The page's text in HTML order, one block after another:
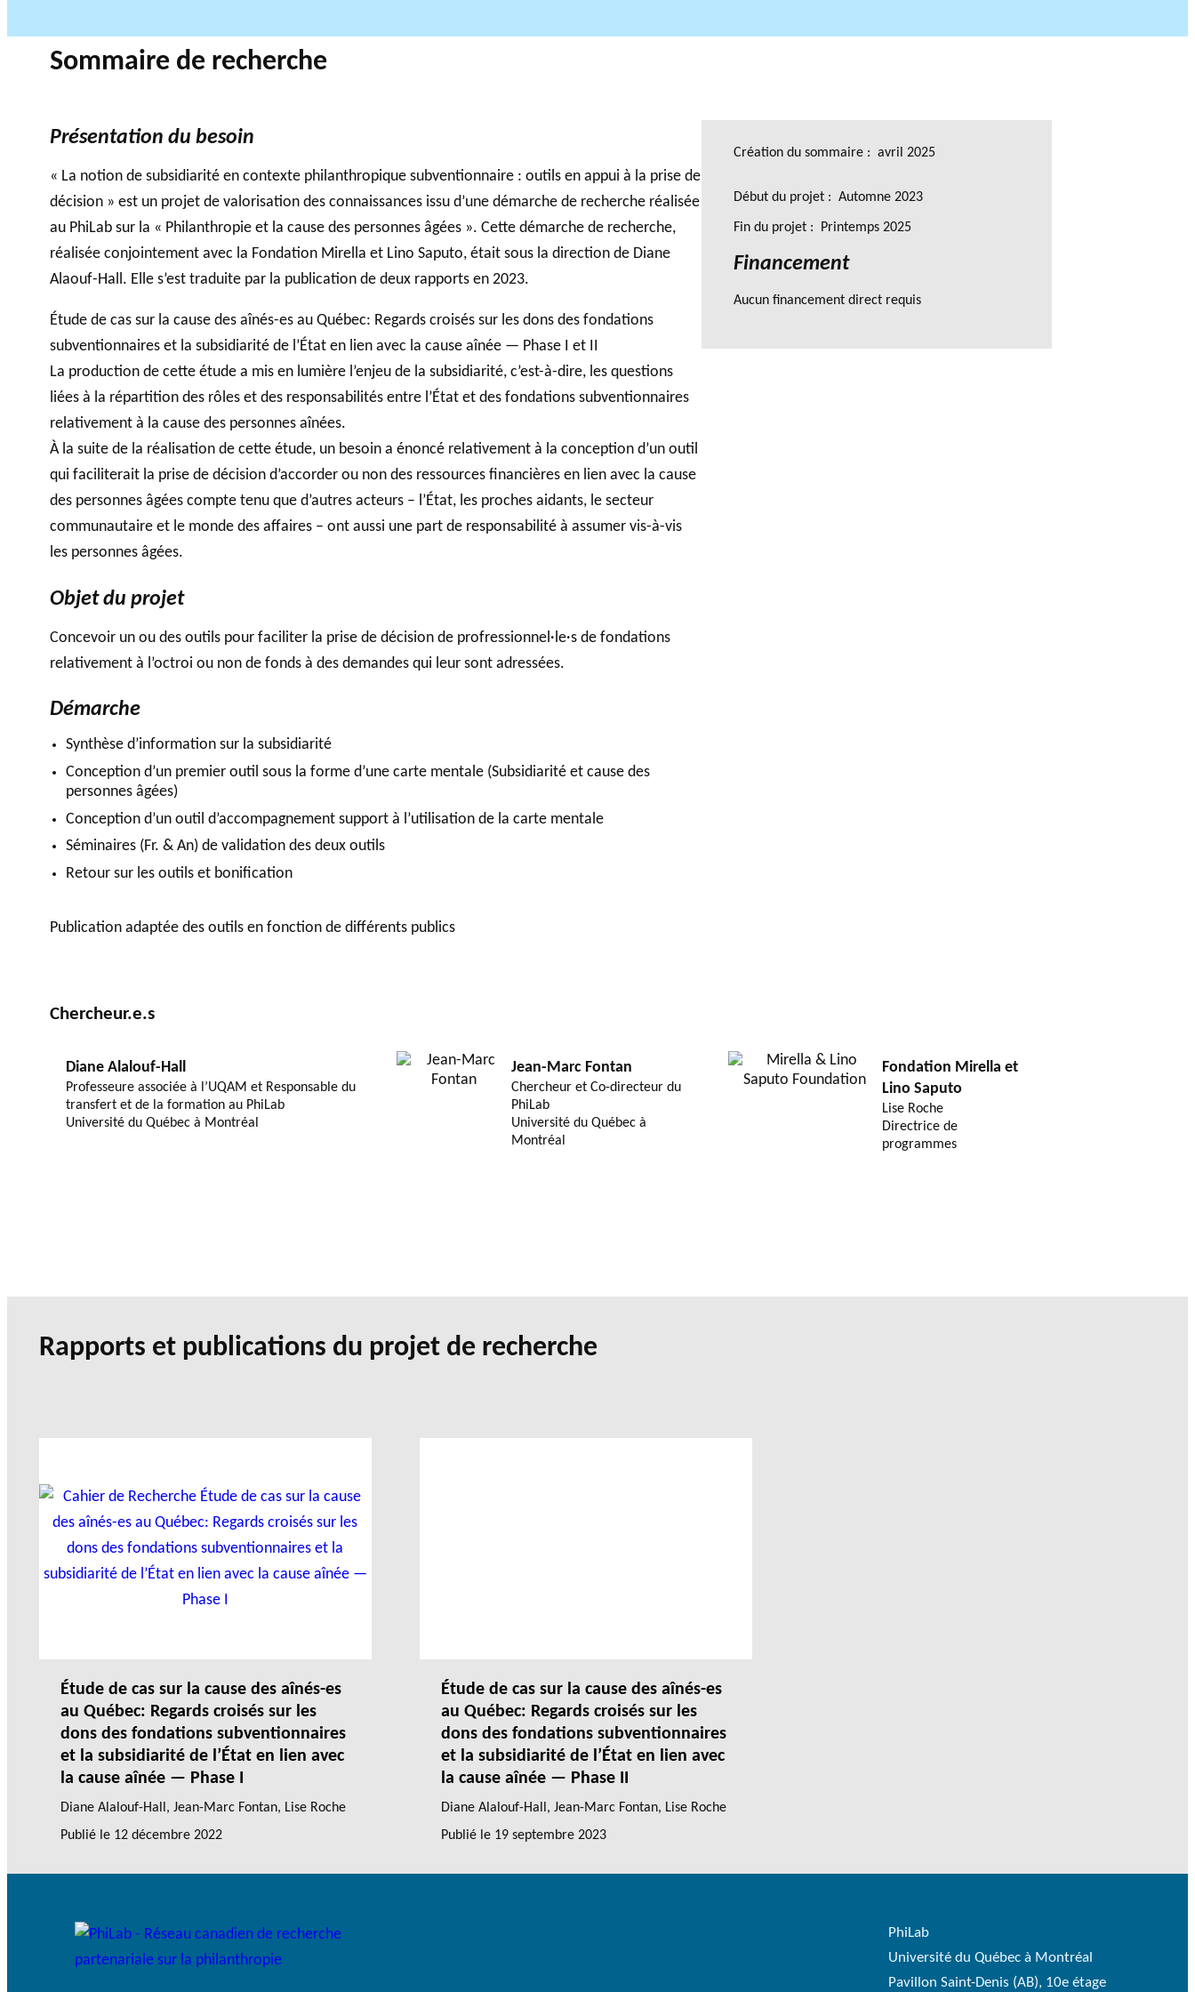
Accompagnemen
Partenaires
financiers et de
Sommaire de recherche
Présentation du besoin
« La notion de subsidiarité en contexte philanthropique subventionnaire : outils en appui à la prise de
décision » est un projet de valorisation des connaissances issu d’une démarche de recherche réalisée
au PhiLab sur la « Philanthropie et la cause des personnes âgées ». Cette démarche de recherche,
réalisée conjointement avec la Fondation Mirella et Lino Saputo, était sous la direction de Diane
Alaouf-Hall. Elle s’est traduite par la publication de deux rapports en 2023.
Étude de cas sur la cause des aînés-es au Québec: Regards croisés sur les dons des fondations
subventionnaires et la subsidiarité de l’État en lien avec la cause aînée — Phase I et II
La production de cette étude a mis en lumière l’enjeu de la subsidiarité, c’est-à-dire, les questions
liées à la répartition des rôles et des responsabilités entre l’État et des fondations subventionnaires
relativement à la cause des personnes aînées.
À la suite de la réalisation de cette étude, un besoin a énoncé relativement à la conception d’un outil
qui faciliterait la prise de décision d’accorder ou non des ressources financières en lien avec la cause
des personnes âgées compte tenu que d’autres acteurs – l’État, les proches aidants, le secteur
communautaire et le monde des affaires – ont aussi une part de responsabilité à assumer vis-à-vis
les personnes âgées.
Objet du projet
Concevoir un ou des outils pour faciliter la prise de décision de profressionnel·le·s de fondations
relativement à l’octroi ou non de fonds à des demandes qui leur sont adressées.
Démarche
Synthèse d’information sur la subsidiarité
Conception d’un premier outil sous la forme d’une carte mentale (Subsidiarité et cause des
personnes âgées)
Conception d’un outil d’accompagnement support à l’utilisation de la carte mentale
Séminaires (Fr. & An) de validation des deux outils
Retour sur les outils et bonification
Publication adaptée des outils en fonction de différents publics
Création du sommaire : avril 2025
Début du projet : Automne 2023
Fin du projet : Printemps 2025
Financement
Aucun financement direct requis
Chercheur.e.s
Diane Alalouf-Hall
Professeure associée à l’UQAM et Responsable du
transfert et de la formation au PhiLab
Université du Québec à Montréal
Jean-Marc Fontan
Chercheur et Co-directeur du
PhiLab
Université du Québec à
Montréal
Fondation Mirella et
Lino Saputo
Lise Roche
Directrice de
programmes
Rapports et publications du projet de recherche
Étude de cas sur la cause des aînés-es
au Québec: Regards croisés sur les
dons des fondations subventionnaires
et la subsidiarité de l’État en lien avec
la cause aînée — Phase I
Diane Alalouf-Hall , Jean-Marc Fontan, Lise Roche
Publié le 12 décembre 2022
Étude de cas sur la cause des aînés-es
au Québec: Regards croisés sur les
dons des fondations subventionnaires
et la subsidiarité de l’État en lien avec
la cause aînée — Phase II
Diane Alalouf-Hall ,Jean-Marc Fontan, Lise Roche
Publié le 19 septembre 2023
PhiLab
Université du Québec à Montréal
Pavillon Saint-Denis (AB), 10e étage